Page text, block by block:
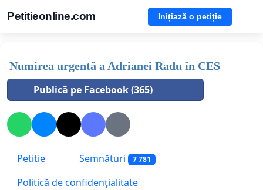
Petitieonline.com Inițiază o petiție
Numirea urgentă a Adrianei Radu în CES
Publică pe Facebook (365)
Petitie Semnături 7 781
Politică de confidențialitate